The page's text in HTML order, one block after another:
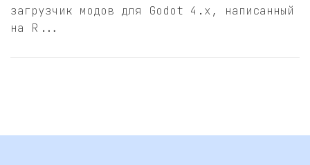
загрузчик модов для Godot 4.x, написанный
на R...